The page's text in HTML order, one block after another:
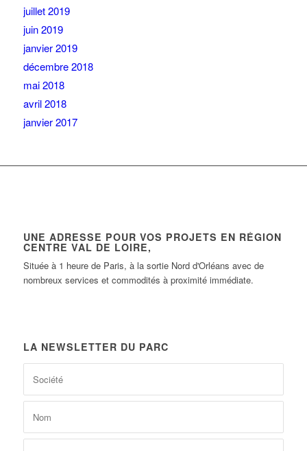
juillet 2019
juin 2019
janvier 2019
décembre 2018
mai 2018
avril 2018
janvier 2017
UNE ADRESSE POUR VOS PROJETS EN RÉGION
CENTRE VAL DE LOIRE,
Située à 1 heure de Paris, à la sortie Nord d'Orléans avec de
nombreux services et commodités à proximité immédiate.
LA NEWSLETTER DU PARC